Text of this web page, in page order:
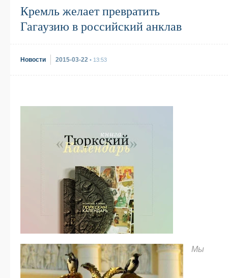
Кремль желает превратить
Гагаузию в российский анклав
Новости 2015-03-22 • 13:53
Мы